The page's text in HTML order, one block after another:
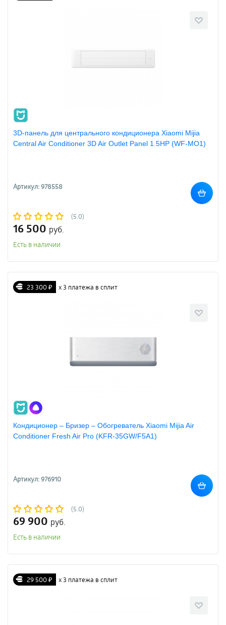
3D-панель для центрального кондиционера Xiaomi Mijia
Central Air Conditioner 3D Air Outlet Panel 1.5HP (WF-MO1)
Артикул: 978558
(5.0)
16 500 руб.
Есть в наличии
23 300 ₽ х 3 платежа в сплит
Кондиционер – Бризер – Обогреватель Xiaomi Mijia Air
Conditioner Fresh Air Pro (KFR-35GW/F5A1)
Артикул: 976910
(5.0)
69 900 руб.
Есть в наличии
29 500 ₽ х 3 платежа в сплит